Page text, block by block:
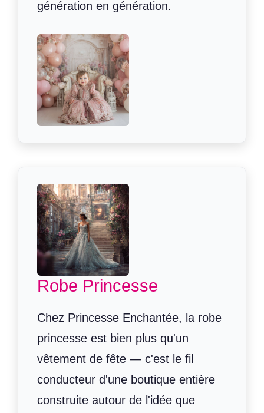
génération en génération.
Robe Princesse
Chez Princesse Enchantée, la robe
princesse est bien plus qu'un
vêtement de fête — c'est le fil
conducteur d'une boutique entière
construite autour de l'idée que